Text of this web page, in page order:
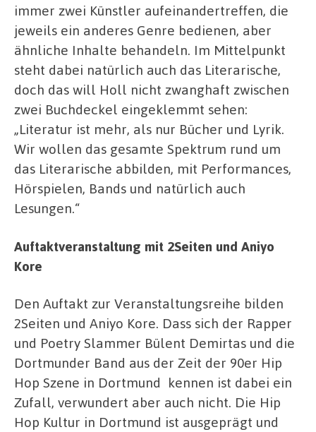
immer zwei Künstler aufeinandertreffen, die
jeweils ein anderes Genre bedienen, aber
ähnliche Inhalte behandeln. Im Mittelpunkt
steht dabei natürlich auch das Literarische,
doch das will Holl nicht zwanghaft zwischen
zwei Buchdeckel eingeklemmt sehen:
„Literatur ist mehr, als nur Bücher und Lyrik.
Wir wollen das gesamte Spektrum rund um
das Literarische abbilden, mit Performances,
Hörspielen, Bands und natürlich auch
Lesungen.“
Auftaktveranstaltung mit 2Seiten und Aniyo
Kore
Den Auftakt zur Veranstaltungsreihe bilden
2Seiten und Aniyo Kore. Dass sich der Rapper
und Poetry Slammer Bülent Demirtas und die
Dortmunder Band aus der Zeit der 90er Hip
Hop Szene in Dortmund kennen ist dabei ein
Zufall, verwundert aber auch nicht. Die Hip
Hop Kultur in Dortmund ist ausgeprägt und